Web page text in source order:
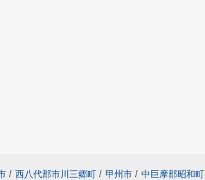
/ 西八代郡市川三郷町 / 甲州市 / 中巨摩郡昭和町